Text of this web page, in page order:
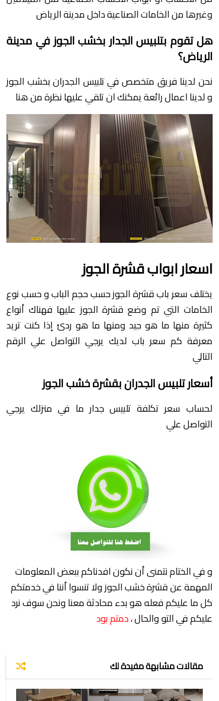
وغيرها من الخامات الصناعية داخل مدينة الرياض
هل تقوم بتلبيس الجدار بخشب الجوز في مدينة
الرياض؟
نحن لدينا فريق متخصص في تلبيس الجدران بخشب الجوز
و لدينا اعمال رائعة يمكنك ان تلقي عليها نظرة من هنا
اسعار ابواب قشرة الجوز
يختلف سعر باب قشرة الجوز حسب حجم الباب و حسب نوع
الخامات التي تم وضع قشرة الجوز عليها فهناك أنواع
كثيرة منها ما هو جيد ومنها ما هو ردئ إذا كنت تريد
معرفة كم سعر باب لديك يرجي التواصل علي الرقم
التالي
أسعار تلبيس الجدران بقشرة خشب الجوز
لحساب سعر تكلفة تلبيس جدار ما في منزلك يرجي
التواصل علي
و في الختام نتمنى أن نكون افدناكم ببعض المعلومات
المهمة عن قشرة خشب الجوز ولا تنسوا أننا في خدمتكم
كل ما عليكم فعله هو بدء محادثة معنا ونحن سوف نرد
عليكم في التو والحال ،دمتم بود
مقالات مشابهة مفيدة لك